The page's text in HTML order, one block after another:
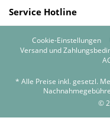
Service Hotline
Cookie-Einstellungen
Versand und
* Alle Preise inkl. gesetzl.
©